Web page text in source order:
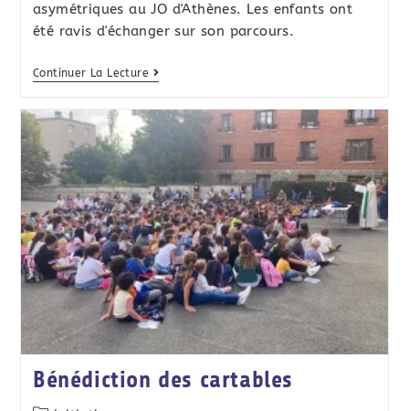
asymétriques au JO d'Athènes. Les enfants ont
été ravis d'échanger sur son parcours.
Continuer La Lecture
Bénédiction des cartables